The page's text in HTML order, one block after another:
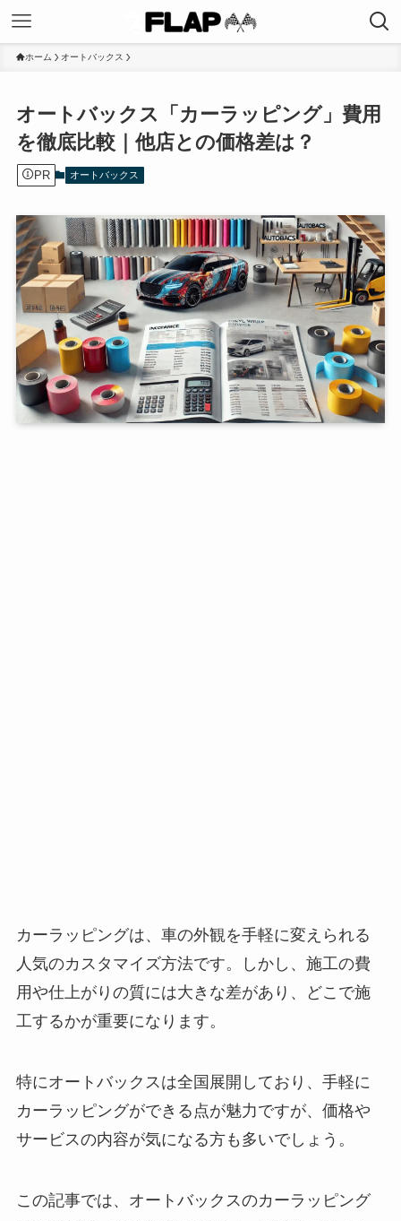
ホーム オートバックス
オートバックス「カーラッピング」費用
を徹底比較｜他店との価格差は？
PR オートバックス
カーラッピングは、車の外観を手軽に変えられる
人気のカスタマイズ方法です。しかし、施工の費
用や仕上がりの質には大きな差があり、どこで施
工するかが重要になります。
特にオートバックスは全国展開しており、手軽に
カーラッピングができる点が魅力ですが、価格や
サービスの内容が気になる方も多いでしょう。
この記事では、オートバックスのカーラッピング